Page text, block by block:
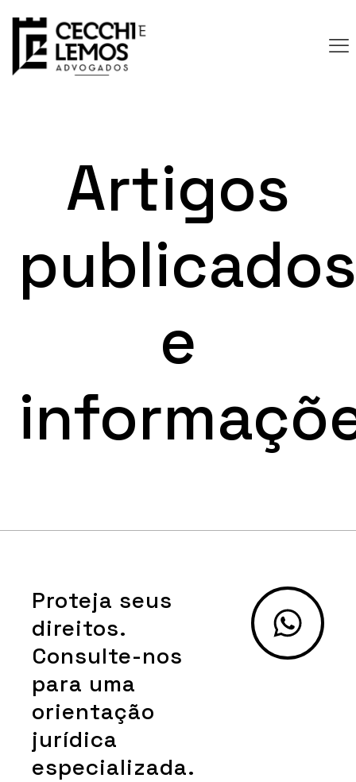
Artigos
e
Proteja seus
direitos.
Consulte-nos
para uma
orientação
jurídica
especializada.